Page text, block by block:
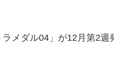
メダル04」が12月第2